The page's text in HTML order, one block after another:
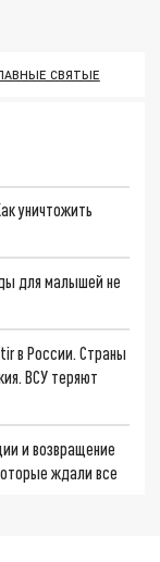
СВЯТЫЕ
уничтожить
для малышей не
в России. Страны
ВСУ теряют
и возвращение
ждали все